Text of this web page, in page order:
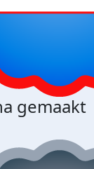
gemaakt